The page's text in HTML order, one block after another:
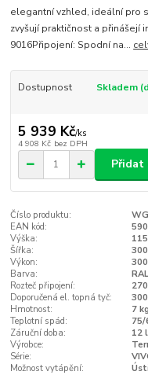
elegantní vzhled, ideální pro
zvyšují praktičnost a přinášejí
9016Připojení: Spodní na...
Dostupnost Skladem
5 939 Kč/ks
4 908 Kč bez DPH
Přidat
Číslo produktu:
EAN kód:
Výška:
Šířka:
Výkon:
Barva:
Rozteč připojení:
Doporučená el. topná tyč:
Hmotnost:
7 kg
Teplotní spád:
75/
Záruční doba:
12
Výrobce:
Série:
Možnost vytápění: